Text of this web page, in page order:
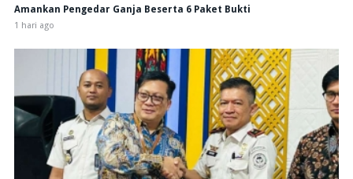
Amankan Pengedar Ganja Beserta 6 Paket Bukti
1 hari ago